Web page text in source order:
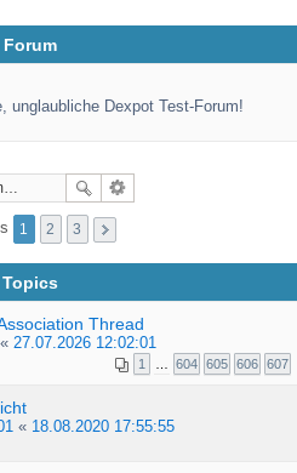
Forum
unglaubliche Dexpot Test-Forum!
1 2 3
Topics
Thread
« 27.07.2026 12:02:01
1 604 605 606 607
« 18.08.2020 17:55:55